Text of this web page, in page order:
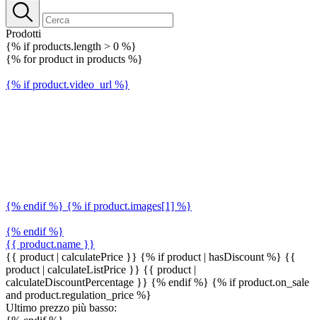
Prodotti
{% if products.length > 0 %}
{% for product in products %}
{% if product.video_url %}
{% endif %} {% if product.images[1] %}
{% endif %}
{{ product.name }}
{{ product | calculatePrice }} {% if product | hasDiscount %} {{
product | calculateListPrice }} {{ product |
calculateDiscountPercentage }} {% endif %} {% if product.on_sale
and product.regulation_price %}
Ultimo prezzo più basso: